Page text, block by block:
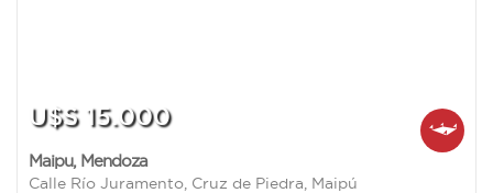
U$S 15.000
Maipu, Mendoza
Calle Río Juramento, Cruz de Piedra, Maipú